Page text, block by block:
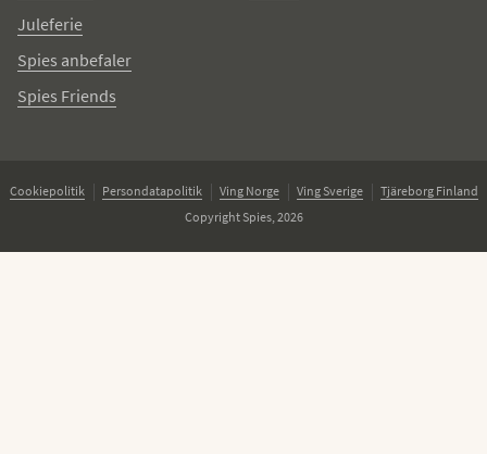
Juleferie
Spies anbefaler
Spies Friends
Cookiepolitik Persondatapolitik Ving Norge Ving Sverige
Tjäreborg Finland
Copyright Spies, 2026